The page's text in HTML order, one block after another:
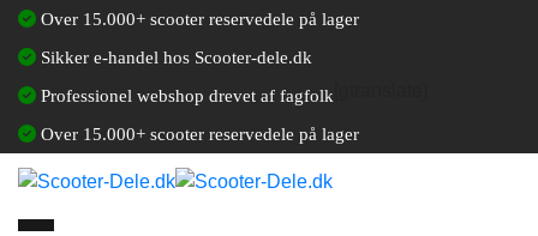
Fortsæt
indhold
Over 15.000+ scooter reservedele på lager
Sikker e-handel hos Scooter-dele.dk
Professionel webshop drevet af fagfolk
Over 15.000+ scooter reservedele på lager